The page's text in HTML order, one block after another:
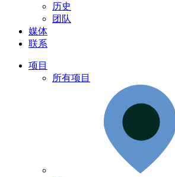
历史
团队
媒体
联系
项目
所有项目